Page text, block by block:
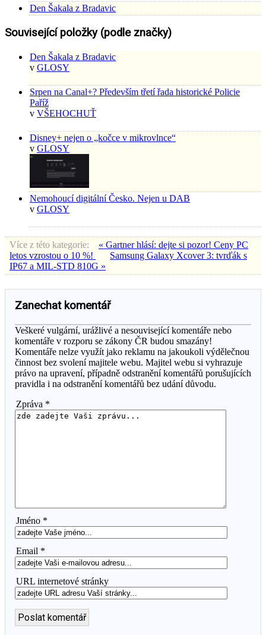
Den Šakala z Bradavic
Související položky (podle značky)
Den Šakala z Bradavic
v GLOSY
Srpen na Canal+? Především třetí řada historické Policie
Paříž
v VŠEHOCHUŤ
Disney+ nejen o „kočce v mikrovlnce“
v GLOSY
Nemohoucí digitální Česko. Nejen u DAB
v GLOSY
Více z této kategorie:
« Gartner hlásí: dejte si pozor! Ceny PC
letos vzrostou o 10 %!
Samsung Galaxy Xcover 3: tvrďák s
IP67 a MIL-STD 810G »
Zanechat komentář
Veškeré vulgární, urážlivé a nesouvisející komentáře nebo
komentáře v rozporu se zákony ČR budou smazány!
Komentáře nelze využít jako reklamu na jakoukoli výdělečnou
činnost bez svolení majitele webu. Majitel webu si vyhrazuje
právo na upravení, případně odstranění komentářů porušujících
pravidla i na odstranění komentářů bez udání důvodu.
Zpráva *
Jméno *
Email *
URL internetové stránky